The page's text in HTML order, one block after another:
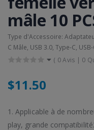
mâle 10
Type d'Accessoire:
C Mâle, USB 3.0, Type-C,
( 0 Avis | 0
$11.50
1. Applicable à de
play, grande